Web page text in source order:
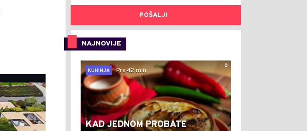
POŠALJI
NAJNOVIJE
0
KUHINJA
Pre 42 min
KAD JEDNOM PROBATE